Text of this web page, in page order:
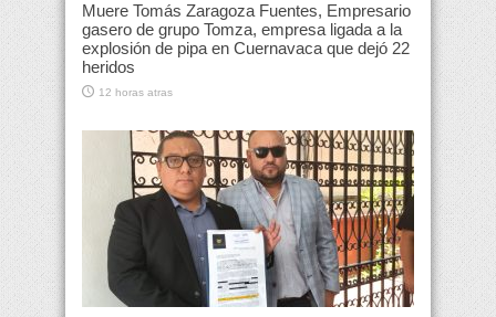
Muere Tomás Zaragoza Fuentes, Empresario
gasero de grupo Tomza, empresa ligada a la
explosión de pipa en Cuernavaca que dejó 22
heridos
12 horas atras